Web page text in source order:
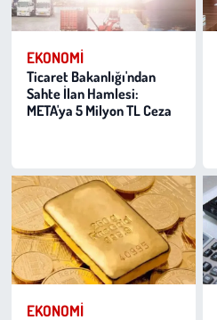
EKONOMI
Ticaret Bakanlığı'ndan
Sahte İlan Hamlesi:
META'ya 5 Milyon TL Ceza
EKONOMI